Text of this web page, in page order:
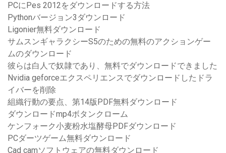
PCにPes 2012をダウンロードする方法
Pythonバージョン3ダウンロード
Ligonier無料ダウンロード
サムスンギャラクシーS5のための無料のアクションゲー
ムのダウンロード
彼らは白人で奴隷であり、無料でダウンロードできました
Nvidia geforceエクスペリエンスでダウンロードしたドラ
イバーを削除
組織行動の要点、第14版PDF無料ダウンロード
ダウンロードmp4ボタンクローム
ケンフォーク小麦粉水塩酵母PDFダウンロード
PCダーツゲーム無料ダウンロード
Cad camソフトウェアの無料ダウンロード